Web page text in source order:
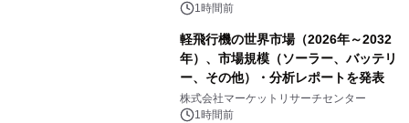
1時間前
軽飛行機の世界市場（2026年～2032
年）、市場規模（ソーラー、バッテリ
ー、その他）・分析レポートを発表
株式会社マーケットリサーチセンター
1時間前